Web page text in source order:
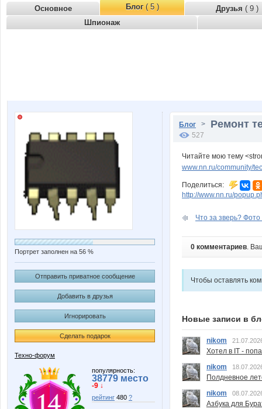
Основное Блог( 5 ) Друзья ( 9 )
Шпионаж
Портрет заполнен на 56 %
Отправить приватное сообщение
Добавить в друзья
Игнорировать
Сделать подарок
Техно-форум
популярность:
38779 место
-9 ↓
рейтинг 480 ?
Блог > Ремонт
527
Читайте мою тему
www.nn.ru/community/
Поделиться:
http://www.nn.ru/
Что за зверь? Фото
0 комментариев.
Чтобы оставлять
Новые записи в
nikom
Хотел в IT -
nikom
Полдневное
nikom
Азбука для